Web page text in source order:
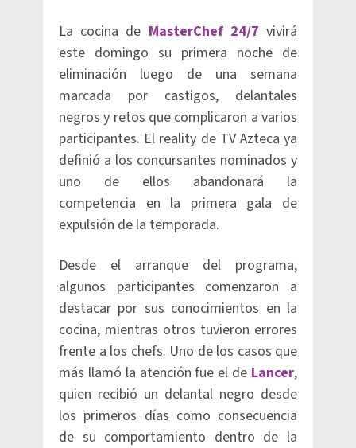
La cocina de MasterChef 24/7 vivirá
este domingo su primera noche de
eliminación luego de una semana
marcada por castigos, delantales
negros y retos que complicaron a varios
participantes. El reality de TV Azteca ya
definió a los concursantes nominados y
uno de ellos abandonará la
competencia en la primera gala de
expulsión de la temporada.
Desde el arranque del programa,
algunos participantes comenzaron a
destacar por sus conocimientos en la
cocina, mientras otros tuvieron errores
frente a los chefs. Uno de los casos que
más llamó la atención fue el de Lancer,
quien recibió un delantal negro desde
los primeros días como consecuencia
de su comportamiento dentro de la